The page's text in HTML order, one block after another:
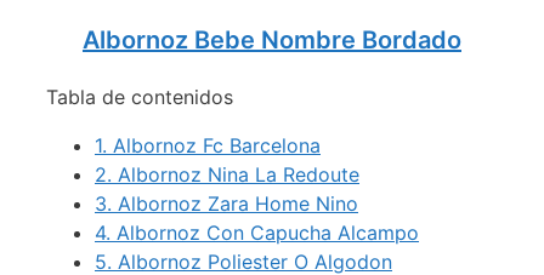
Albornoz Bebe Nombre Bordado
Tabla de contenidos
1. Albornoz Fc Barcelona
2. Albornoz Nina La Redoute
3. Albornoz Zara Home Nino
4. Albornoz Con Capucha Alcampo
5. Albornoz Poliester O Algodon